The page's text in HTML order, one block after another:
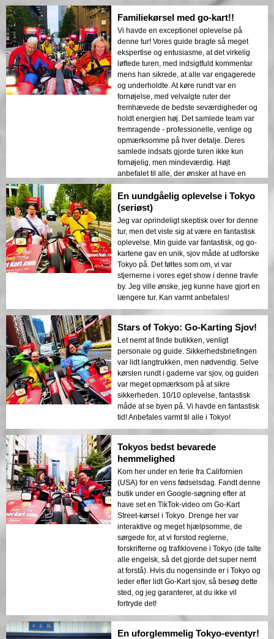
fire (forældre med college-alder sønner)
elskede det alle sammen!
Familiekørsel med go-kart!!
Vi havde en exceptionel oplevelse på
denne tur! Vores guide bragte så meget
ekspertise og entusiasme, at det virkelig
løftede turen, med indsigtfuld kommentar
mens han sikrede, at alle var engagerede
og underholdte. At køre rundt var en
fornøjelse, med velvalgte ruter der
fremhævede de bedste seværdigheder og
holdt energien høj. Det samlede team var
fremragende - professionelle, venlige og
opmærksomme på hver detalje. Deres
samlede indsats gjorde turen ikke kun
fornøjelig, men mindeværdig. Højt
anbefalet til alle, der ønsker at have en
fantastisk tid med at køre rundt i Tokyo!
En uundgåelig oplevelse i Tokyo
(seriøst)
Jeg var oprindeligt skeptisk over for denne
tur, men det viste sig at være en fantastisk
oplevelse. Min guide var fantastisk, og go-
kartene gav en unik, sjov måde at udforske
Tokyo på. Det føltes som om, vi var
stjernerne i vores eget show i denne travle
by. Jeg ville ønske, jeg kunne have gjort en
længere tur. Kan varmt anbefales!
Stars of Tokyo: Go-Karting Sjov!
Let nemt at finde butikken, venligt
personale og guide. Sikkerhedsbriefingen
var lidt langtrukken, men nødvendig. Selve
kørslen rundt i gaderne var sjov, og guiden
var meget opmærksom på at sikre
sikkerheden. 10/10 oplevelse, fantastisk
måde at se byen på. Vi havde en fantastisk
tid! Anbefales varmt til alle i Tokyo!
Tokyos bedst bevarede
hemmelighed
Kom her under en ferie fra Californien
(USA) for en vens fødselsdag. Fandt denne
butik under en Google-søgning efter at
have set en TikTok-video om Go-Kart
Street-kørsel i Tokyo. Drenge her var
interaktive og meget hjælpsomme, de
sørgede for, at vi forstod reglerne,
forskrifterne og trafiklovene i Tokyo (de talte
alle engelsk, så det gjorde det super nemt
at forstå). Hvis du nogensinde er i Tokyo og
leder efter lidt Go-Kart sjov, så besøg dette
sted, og jeg garanterer, at du ikke vil
fortryde det!
En uforglemmelig Tokyo-eventyr!